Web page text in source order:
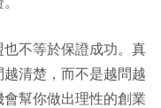
不等於保證成功。真
清楚，而不是越問越
幫你做出理性的創業